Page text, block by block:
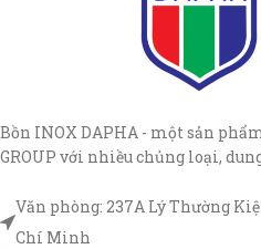
Bồn INOX DAPHA - một sản
GROUP với nhiều chủng loại,
Văn phòng: 237A Lý Thường
Chí Minh